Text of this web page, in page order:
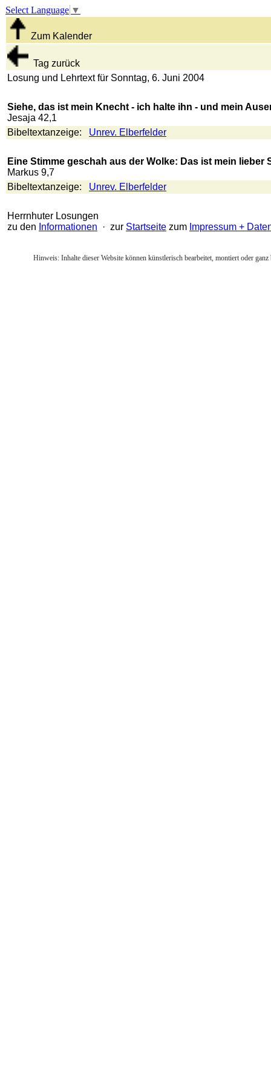
Select Language ▼
Zum Kalender
Tag zurück
Losung und Lehrtext für Sonntag, 6. Juni 2004
Siehe, das ist mein Knecht - ich halte ihn - und mein
Jesaja 42,1
Bibeltextanzeige: Unrev. Elberfelder
Eine Stimme geschah aus der Wolke: Das ist mein
Markus 9,7
Bibeltextanzeige: Unrev. Elberfelder
Herrnhuter Losungen
zu den Informationen · zur Startseite zum Impressum +
Hinweis: Inhalte dieser Website können künstlerisch bearbeitet, montiert oder